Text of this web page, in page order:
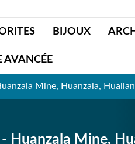
BIJOUX
AVANCÉE
Mine, Huanzala,
- Huanzala Mine,